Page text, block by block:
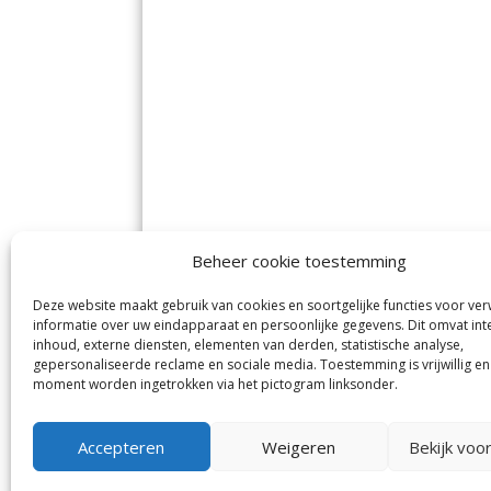
Beheer cookie toestemming
Deze website maakt gebruik van cookies en soortgelijke functies voor
informatie over uw eindapparaat en persoonlijke gegevens. Dit omvat
inhoud, externe diensten, elementen van derden, statistische analyse,
gepersonaliseerde reclame en sociale media. Toestemming is vrijwillig
moment worden ingetrokken via het pictogram linksonder.
Accepteren Weigeren Bekijk
De Nieuwe Meerbode
Visserstraat 10
1431 GJ Aalsmeer
0297-341900
info@meerbode.nl
en
De